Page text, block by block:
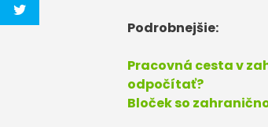
Podrobnejšie:
Pracovná cesta v
odpočítať?
Bloček so